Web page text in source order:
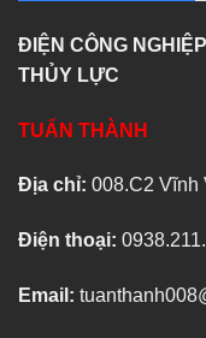
ĐIỆN CÔNG
THỦY LỰC
TUẤN THÀNH
Địa chỉ: 008.C2 Vĩnh
Điện thoại:
Email: